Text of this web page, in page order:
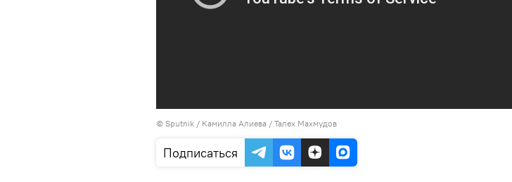
© Sputnik / Камилла Алиева / Талех Махмудов
Подписаться